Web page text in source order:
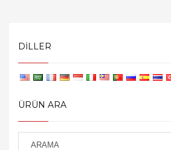
DILLER
ÜRÜN ARA